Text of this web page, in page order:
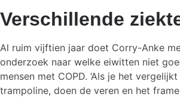
Verschillende
Al ruim vijftien jaar doet Corry-Anke
onderzoek naar welke eiwitten niet
mensen met COPD. ‘Als je het
trampoline, doen de veren en het